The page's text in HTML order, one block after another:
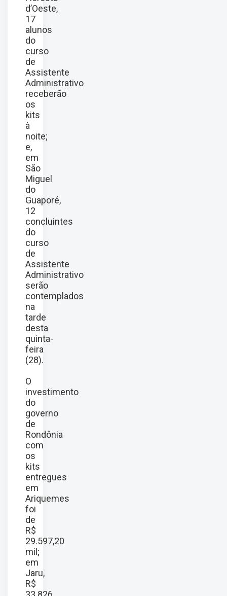
d’Oeste,
17
alunos
do
curso
de
Assistente
Administrativo
receberão
os
kits
à
noite;
e,
em
São
Miguel
do
Guaporé,
12
concluintes
do
curso
de
Assistente
Administrativo
serão
contemplados
na
tarde
desta
quinta-
feira
(28).
O
investimento
do
governo
de
Rondônia
com
os
kits
entregues
em
Ariquemes
foi
de
R$
29.597,20
mil;
em
Jaru,
R$